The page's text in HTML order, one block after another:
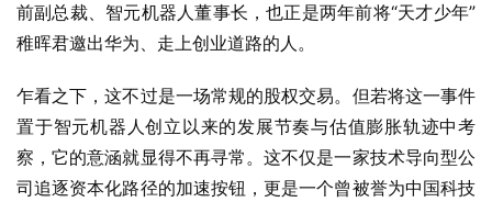
前副总裁、智元机器人董事长，也正是两年前将“天才少年”
稚晖君邀出华为、走上创业道路的人。
乍看之下，这不过是一场常规的股权交易。但若将这一事件
置于智元机器人创立以来的发展节奏与估值膨胀轨迹中考
察，它的意涵就显得不再寻常。这不仅是一家技术导向型公
司追逐资本化路径的加速按钮，更是一个曾被誉为中国科技